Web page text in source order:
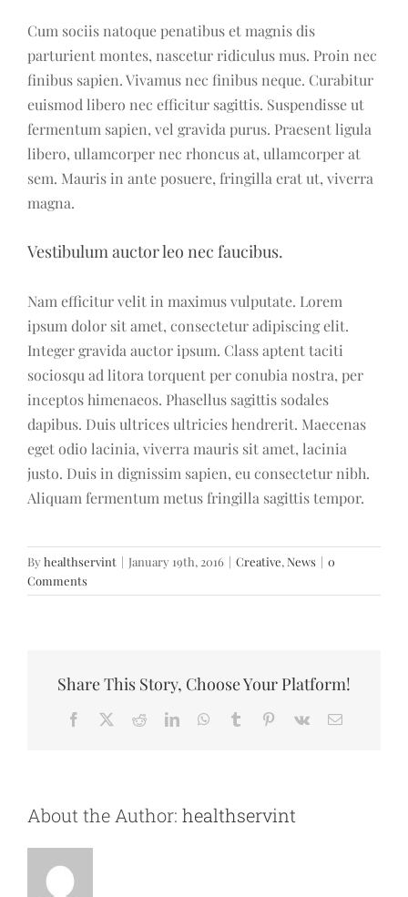
Cum sociis natoque penatibus et magnis dis
parturient montes, nascetur ridiculus mus. Proin nec
finibus sapien. Vivamus nec finibus neque. Curabitur
euismod libero nec efficitur sagittis. Suspendisse ut
fermentum sapien, vel gravida purus. Praesent ligula
libero, ullamcorper nec rhoncus at, ullamcorper at
sem. Mauris in ante posuere, fringilla erat ut, viverra
magna.
Vestibulum auctor leo nec faucibus.
Nam efficitur velit in maximus vulputate. Lorem
ipsum dolor sit amet, consectetur adipiscing elit.
Integer gravida auctor ipsum. Class aptent taciti
sociosqu ad litora torquent per conubia nostra, per
inceptos himenaeos. Phasellus sagittis sodales
dapibus. Duis ultrices ultricies hendrerit. Maecenas
eget odio lacinia, viverra mauris sit amet, lacinia
justo. Duis in dignissim sapien, eu consectetur nibh.
Aliquam fermentum metus fringilla sagittis tempor.
By healthservint | January 19th, 2016 | Creative, News | 0
Comments
Share This Story, Choose Your Platform!
Facebook RedditLinkedInWhatsApp
Tumblr Pinterest
Vk Email
About the Author: healthservint